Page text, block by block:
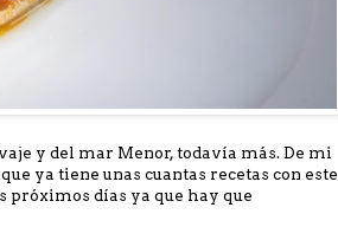
y del mar Menor, todavía más. De mi
ya tiene unas cuantas recetas con este
próximos días ya que hay que